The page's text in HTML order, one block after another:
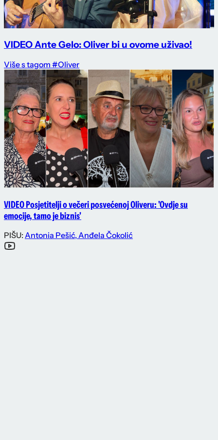
VIDEO Ante Gelo: Oliver bi u ovome uživao!
Više s tagom #Oliver
VIDEO Posjetitelji o večeri posvećenoj Oliveru: 'Ovdje su
emocije, tamo je biznis'
PIŠU: Antonia Pešić,Anđela Čokolić